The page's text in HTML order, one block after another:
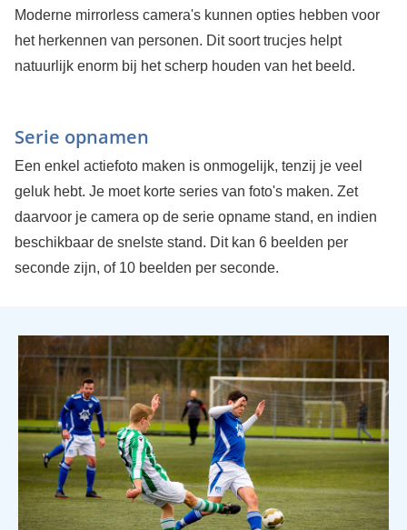
Moderne mirrorless camera's kunnen opties hebben voor
het herkennen van personen. Dit soort trucjes helpt
natuurlijk enorm bij het scherp houden van het beeld.
Serie opnamen
Een enkel actiefoto maken is onmogelijk, tenzij je veel
geluk hebt. Je moet korte series van foto's maken. Zet
daarvoor je camera op de serie opname stand, en indien
beschikbaar de snelste stand. Dit kan 6 beelden per
seconde zijn, of 10 beelden per seconde.